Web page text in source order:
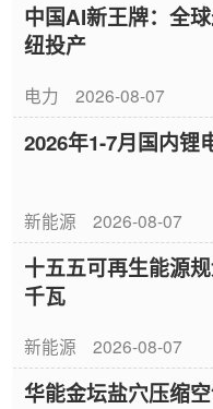
中国AI新王牌：全
纽投产
电力 2026-08-07
2026年1-7月国内锂
新能源 2026-08-07
十五五可再生能源
千瓦
新能源 2026-08-07
华能金坛盐穴压缩